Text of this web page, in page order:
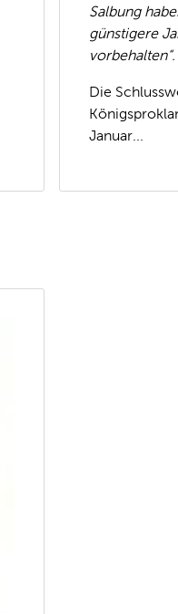
Salbung
günstigere
vorbehalten“.
Die
Januar...